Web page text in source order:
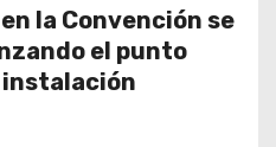
la Convención se
el punto
instalación